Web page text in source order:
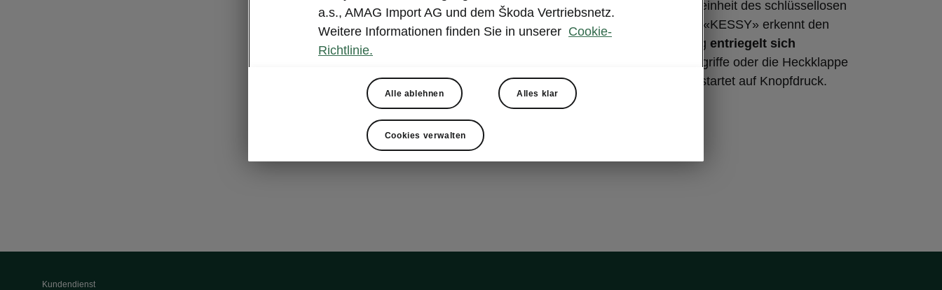
abzuschliessen. Die Steuereinheit des schlüssellosen
Schliess- und Startsystems «KESSY» erkennt den
Schlüssel und das Fahrzeug entriegelt sich
wenn die Türgriffe oder die Heckklappe
bedient werden. Der Motor startet auf Knopfdruck.
Kundendienst
a.s., AMAG Import AG und dem Škoda Vertriebsnetz.
Weitere Informationen finden Sie in unserer Cookie-
Richtlinie.
Alle ablehnen Alles klar
Cookies verwalten